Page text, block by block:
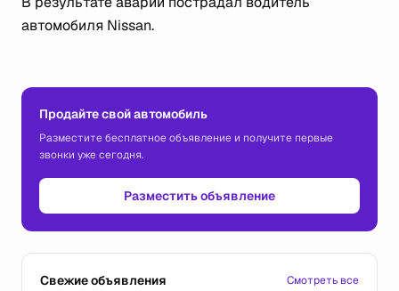
автомобиля Nissan.
Продайте свой автомобиль
Разместите бесплатное объявление и получите первые
звонки уже сегодня.
Разместить объявление
Свежие объявления Смотреть все